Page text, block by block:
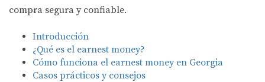
compra segura y confiable.
Introducción
¿Qué es el earnest money?
Cómo funciona el earnest money en Georgia
Casos prácticos y consejos